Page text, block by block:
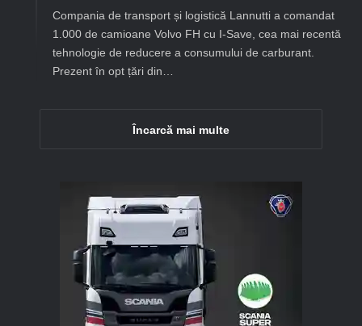
Compania de transport și logistică Lannutti a comandat
1.000 de camioane Volvo FH cu I-Save, cea mai recentă
tehnologie de reducere a consumului de carburant.
Prezent în opt țări din…
Încarcă mai multe